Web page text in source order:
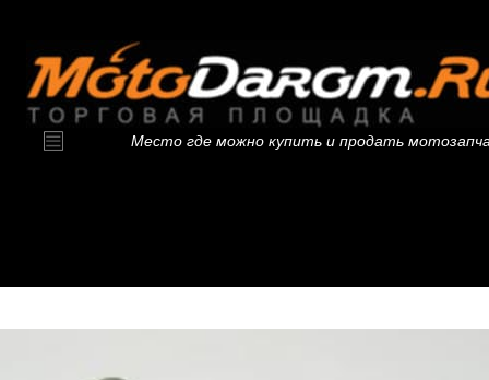
Место где можно купить и продать